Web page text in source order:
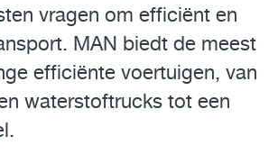
vragen om efficiënt en
MAN biedt de meest
efficiënte voertuigen, van
waterstoftrucks tot een